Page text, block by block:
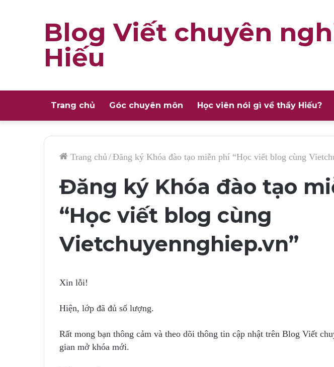
Blog Viết chuyên
Hiếu
Trang chủ Góc chuyên môn Học viên nói gì về thầy Hiếu?
Trang chủ/Đăng ký Khóa đào tạo miễn phí “Học viết blog cùng
Đăng ký Khóa đào tạo
“Học viết blog cùng
Vietchuyennghiep.vn”
Xin lỗi!
Hiện, lớp đã đủ số lượng.
Rất mong bạn thông cảm và theo dõi thông tin cập nhật trên Blog Viết
gian mở khóa mới.